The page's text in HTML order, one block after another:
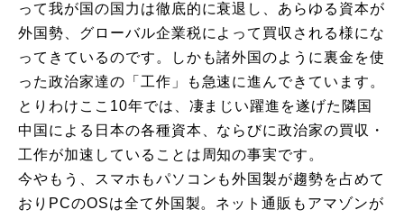
って我が国の国力は徹底的に衰退し、あらゆる資本が
外国勢、グローバル企業税によって買収される様にな
ってきているのです。しかも諸外国のように裏金を使
った政治家達の「工作」も急速に進んできています。
とりわけここ10年では、凄まじい躍進を遂げた隣国
中国による日本の各種資本、ならびに政治家の買収・
工作が加速していることは周知の事実です。
今やもう、スマホもパソコンも外国製が趨勢を占めて
おりPCのOSは全て外国製。ネット通販もアマゾンが